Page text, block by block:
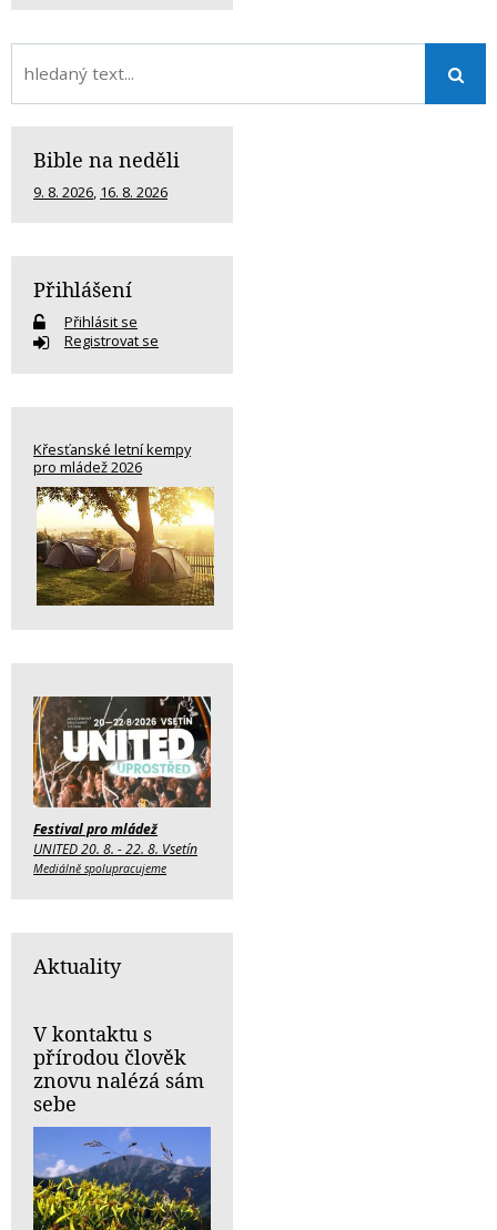
Bible na neděli
9. 8. 2026, 16. 8. 2026
Přihlášení
Přihlásit se
Registrovat se
Křesťanské letní kempy
pro mládež 2026
Festival pro mládež
UNITED 20. 8. - 22. 8. Vsetín
Mediálně spolupracujeme
Aktuality
V kontaktu s
přírodou člověk
znovu nalézá sám
sebe